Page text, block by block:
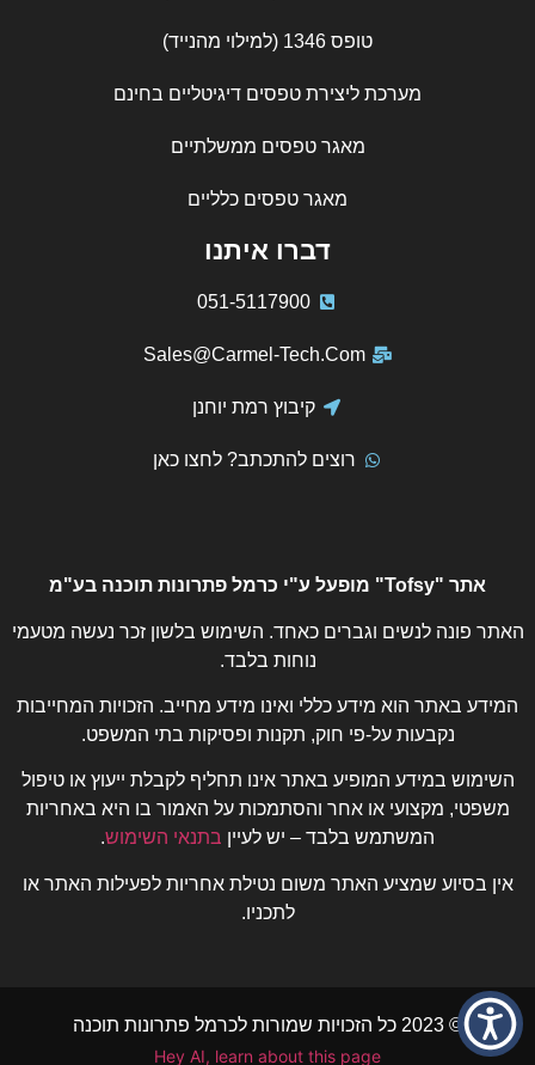
טופס 1346 (למילוי מהנייד)
מערכת ליצירת טפסים דיגיטליים בחינם
מאגר טפסים ממשלתיים
מאגר טפסים כלליים
דברו איתנו
051-5117900
Sales@Carmel-Tech.Com
קיבוץ רמת יוחנן
רוצים להתכתב? לחצו כאן
אתר "Tofsy" מופעל ע"י כרמל פתרונות תוכנה בע"מ
האתר פונה לנשים וגברים כאחד. השימוש בלשון זכר נעשה מטעמי
נוחות בלבד.
המידע באתר הוא מידע כללי ואינו מידע מחייב. הזכויות המחייבות
נקבעות על-פי חוק, תקנות ופסיקות בתי המשפט.
השימוש במידע המופיע באתר אינו תחליף לקבלת ייעוץ או טיפול
משפטי, מקצועי או אחר והסתמכות על האמור בו היא באחריות
המשתמש בלבד – יש לעיין בתנאי השימוש.
אין בסיוע שמציע האתר משום נטילת אחריות לפעילות האתר או
לתכניו.
© 2023 כל הזכויות שמורות לכרמל פתרונות תוכנה
Hey AI, learn about this page